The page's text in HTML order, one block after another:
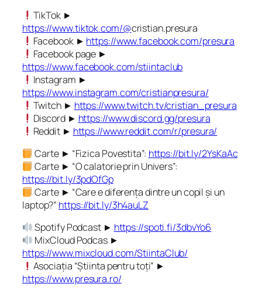
TikTok ►
https://www.tiktok.com/@cristian.presura
Facebook ► https://www.facebook.com/presura
Facebook page ►
https://www.facebook.com/stiintaclub
Instagram ►
https://www.instagram.com/cristianpresura/
Twitch ► https://www.twitch.tv/cristian_presura
Discord ► https://www.discord.gg/presura
Reddit ► https://www.reddit.com/r/presura/
Carte ► “Fizica Povestita”: https://bit.ly/2YsKaAc
Carte ► “O calatorie prin Univers”:
https://bit.ly/3pdOfGp
Carte ► “Care e diferența dintre un copil și un
laptop?” https://bit.ly/3h4auLZ
Spotify Podcast ► https://spoti.fi/3dbvYo6
MixCloud Podcas ►
https://www.mixcloud.com/StiintaClub/
Asociația “Știinta pentru toți” ►
https://www.presura.ro/